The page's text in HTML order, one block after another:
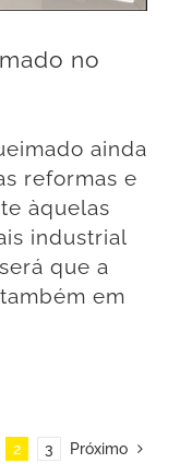
no
ainda
reformas e
àquelas
industrial
que a
em
2 3 Próximo